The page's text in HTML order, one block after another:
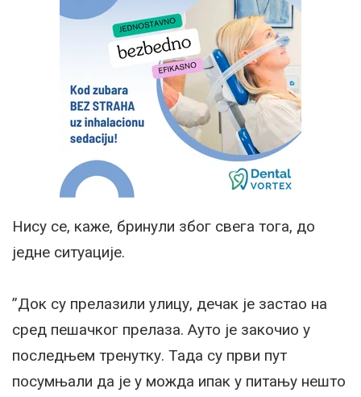
Нису се, каже, бринули због свега тога, до
једне ситуације.
”Док су прелазили улицу, дечак је застао на
сред пешачког прелаза. Ауто је закочио у
последњем тренутку. Тада су први пут
посумњали да је у можда ипак у питању нешто